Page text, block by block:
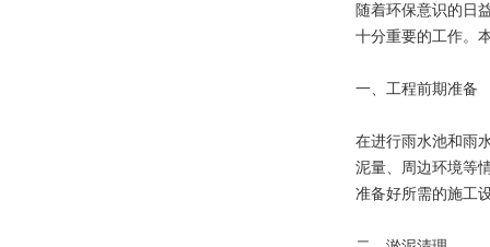
随着环保意识的日
十分重要的工作。
一、工程前期准备
在进行雨水池和雨
泥量、周边环境等
准备好所需的施工